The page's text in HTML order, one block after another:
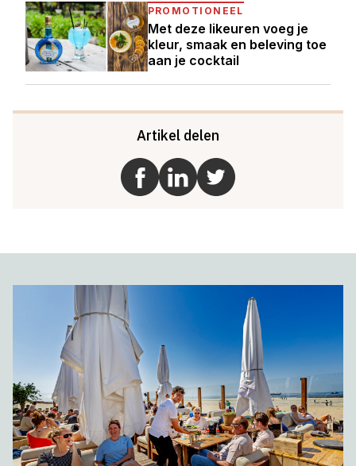
PROMOTIONEEL
Met deze likeuren voeg je
kleur, smaak en beleving toe
aan je cocktail
Artikel delen